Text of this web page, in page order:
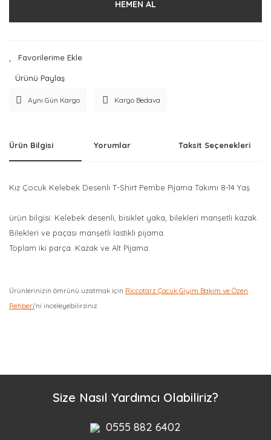
HEMEN AL
Ürünü Paylaş
Aynı Gün Kargo Kargo Bedava
Ürün Bilgisi Yorumlar Taksit Seçenekleri
Kız Çocuk Kelebek Desenli T-Shirt Pembe Pijama Takımı 8-14 Yaş
ürün bilgisi: Kelebek desenli, bisiklet yaka, bilekleri manşetli kazak.
Bilekleri ve paçası manşetli lastikli pijama.
Toplam iki parça. Kazak ve Alt Pijama.
Ürünlerinizin ömrünü uzatmak için Riccotarz Çocuk Giyim Bakım ve Özen
Rehberi'ni inceleyebilirsiniz.
Size Nasıl Yardımcı Olabiliriz?
0555 882 6402